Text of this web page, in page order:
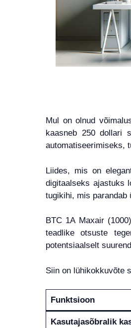
Mul on olnud
kaasneb 250 dollari
automatiseerimiseks,
Liides, mis on
digitaalseks ajastuks
tugikihi, mis parandab
BTC 1A Maxair
teadlike otsuste
potentsiaalselt
Siin on lühikokkuvõte
Funktsioon
Kasutajasõbralik